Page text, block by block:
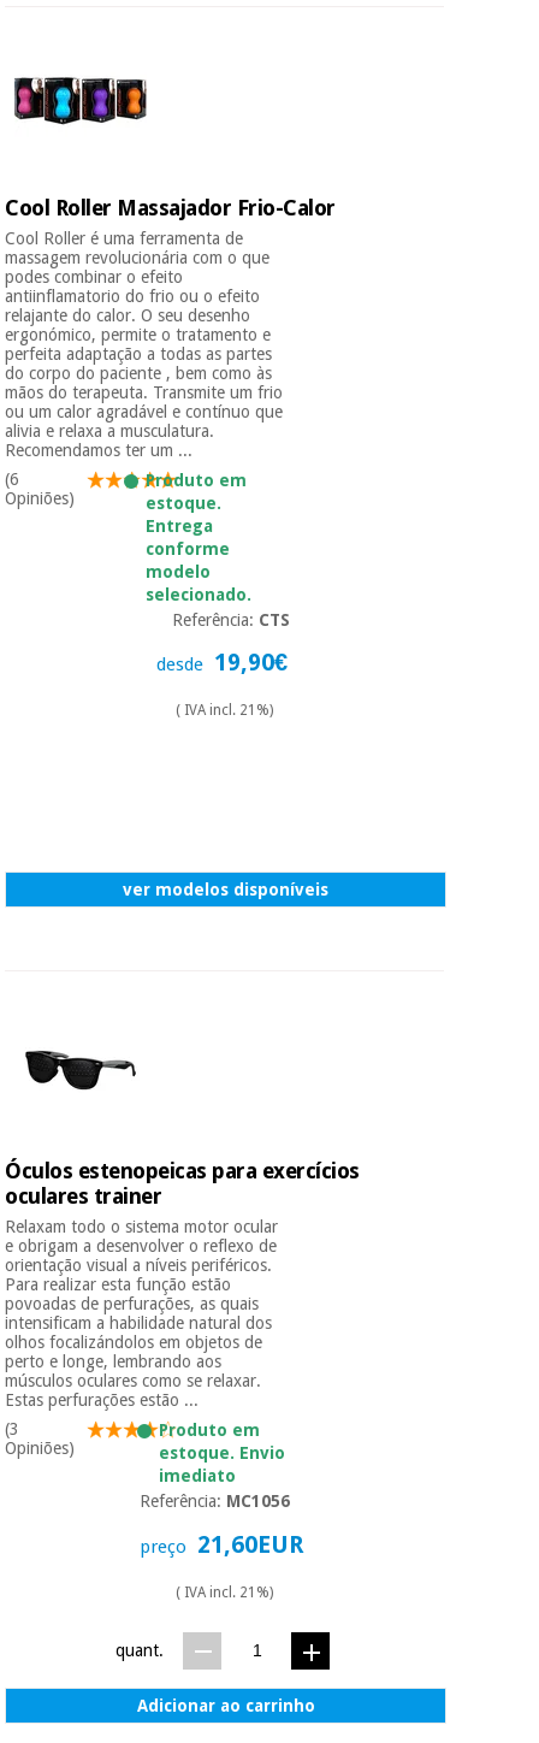
Cool Roller Massajador Frio-Calor
Cool Roller é uma ferramenta de
massagem revolucionária com o que
podes combinar o efeito
antiinflamatorio do frio ou o efeito
relajante do calor. O seu desenho
ergonómico, permite o tratamento e
perfeita adaptação a todas as partes
do corpo do paciente , bem como às
mãos do terapeuta. Transmite um frio
ou um calor agradável e contínuo que
alivia e relaxa a musculatura.
Recomendamos ter um ...
(6
Opiniões)
Produto em
estoque.
Entrega
conforme
modelo
selecionado.
Referência: CTS
desde 19,90€
( IVA incl. 21%)
ver modelos disponíveis
Óculos estenopeicas para exercícios
oculares trainer
Relaxam todo o sistema motor ocular
e obrigam a desenvolver o reflexo de
orientação visual a níveis periféricos.
Para realizar esta função estão
povoadas de perfurações, as quais
intensificam a habilidade natural dos
olhos focalizándolos em objetos de
perto e longe, lembrando aos
músculos oculares como se relaxar.
Estas perfurações estão ...
(3
Opiniões)
Produto em
estoque. Envio
imediato
Referência: MC1056
preço 21,60EUR
( IVA incl. 21%)
quant.
Adicionar ao carrinho